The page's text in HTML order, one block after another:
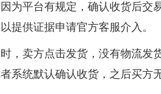
为平台有规定，确认收货后交
提供证据申请官方客服介入。
，卖方点击发货，没有物流发
系统默认确认收货，之后买方